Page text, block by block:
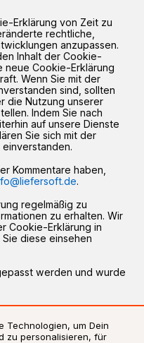
Erklärung von Zeit zu
rechtliche,
anzupassen.
Inhalt der Cookie-
neue Cookie-Erklärung
Wenn Sie mit der
sind, sollten
die Nutzung unserer
Indem Sie nach
auf unsere Dienste
Sie sich mit der
Kommentare haben,
.
regelmäßig zu
zu erhalten. Wir
Cookie-Erklärung in
diese einsehen
werden und wurde
Technologien, um Dein
zu personalisieren, für